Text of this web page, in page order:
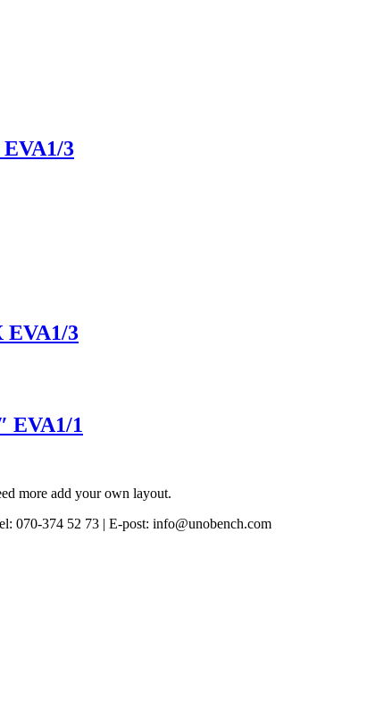
3
EVA1/3
EVA1/1
more add your own layout.
070-374 52 73 | E-post: info@unobench.com